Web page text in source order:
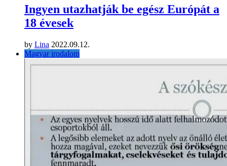
Ingyen utazhatják be egész Európát a
18 évesek
by Lina 2022.09.12.
Magyar irodalom